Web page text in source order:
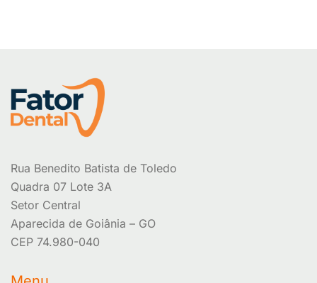
Rua Benedito Batista de Toledo
Quadra 07 Lote 3A
Setor Central
Aparecida de Goiânia – GO
CEP 74.980-040